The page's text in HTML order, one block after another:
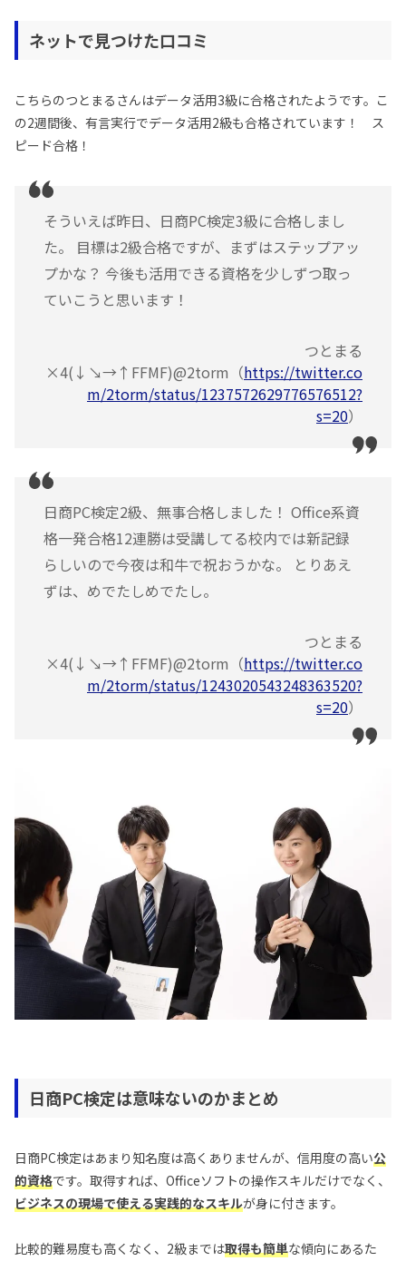
ネットで見つけた口コミ
こちらのつとまるさんはデータ活用3級に合格されたようです。こ
の2週間後、有言実行でデータ活用2級も合格されています！ ス
ピード合格！
そういえば昨日、日商PC検定3級に合格しまし
た。 目標は2級合格ですが、まずはステップアッ
プかな？ 今後も活用できる資格を少しずつ取っ
ていこうと思います！
つとまる
×4(↓↘︎→↑FFMF)@2torm（https://twitter.co
m/2torm/status/1237572629776576512?
s=20）
日商PC検定2級、無事合格しました！ Office系資
格一発合格12連勝は受講してる校内では新記録
らしいので今夜は和牛で祝おうかな。 とりあえ
ずは、めでたしめでたし。
つとまる
×4(↓↘︎→↑FFMF)@2torm（https://twitter.co
m/2torm/status/1243020543248363520?
s=20）
日商PC検定は意味ないのかまとめ
日商PC検定はあまり知名度は高くありませんが、信用度の高い公
的資格です。取得すれば、Officeソフトの操作スキルだけでなく、
ビジネスの現場で使える実践的なスキルが身に付きます。
比較的難易度も高くなく、2級までは取得も簡単な傾向にあるた